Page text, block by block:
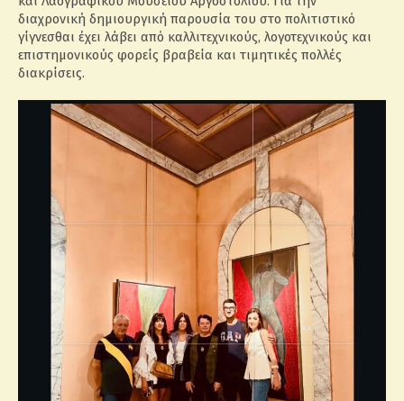
διαχρονική δημιουργική παρουσία του στο πολιτιστικό
γίγνεσθαι έχει λάβει από καλλιτεχνικούς, λογοτεχνικούς και
επιστημονικούς φορείς βραβεία και τιμητικές πολλές
διακρίσεις.